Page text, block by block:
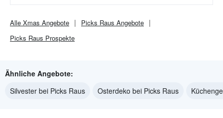
Alle Xmas Angebote Picks Raus Angebote
Picks Raus Prospekte
Ähnliche Angebote:
Silvester bei Picks Raus
Osterdeko bei Picks Raus